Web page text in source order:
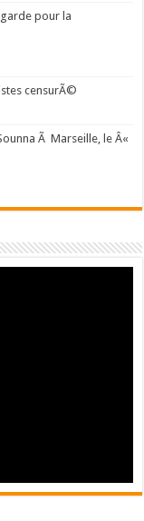
pour la
censurÃ©
Ã Marseille, le Â«